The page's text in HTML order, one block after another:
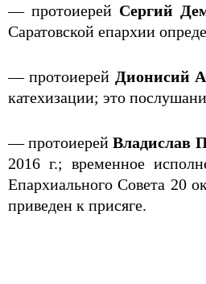
— протоиерей Сергий
Саратовской епархии
— протоиерей Дионисий
катехизации; это
— протоиерейВладислав
2016 г.; временное
Епархиального Совета 20
приведен к присяге.